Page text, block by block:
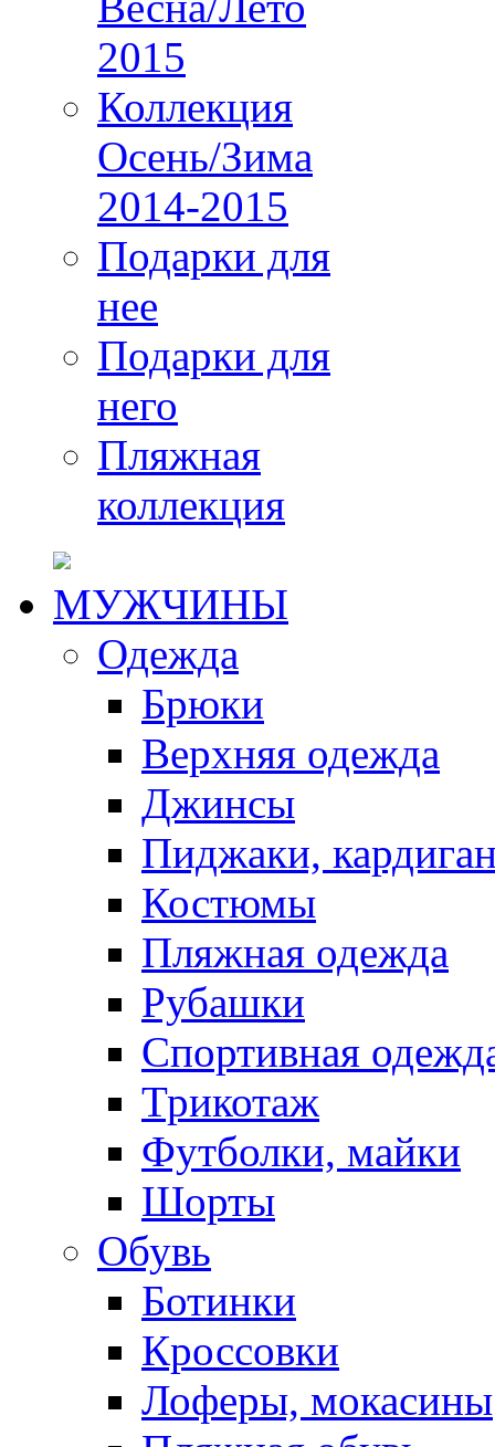
2015
Коллекция
Осень/Зима
2014-2015
Подарки для
нее
Подарки для
него
Пляжная
коллекция
МУЖЧИНЫ
Одежда
Брюки
Верхняя одежда
Джинсы
Пиджаки,
Костюмы
Пляжная одежда
Рубашки
Спортивная
Трикотаж
Футболки, майки
Шорты
Обувь
Ботинки
Кроссовки
Лоферы, мокасины